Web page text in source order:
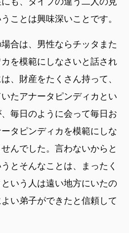
ことは興味深いことです。
合は、男性ならチッタまた
を模範にしなさいと話され
、財産をたくさん持って、
たアナータピンディカとい
毎日のように会って毎日お
タピンディカを模範にしな
んでした。言わないからと
とそんなことは、まったく
いう人は遠い地方にいたの
い弟子ができたと信頼して